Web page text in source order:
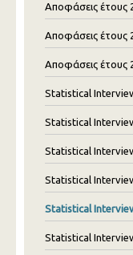
Αποφάσεις έτους
Αποφάσεις έτους
Αποφάσεις έτους
Statistical
Statistical
Statistical
Statistical
Statistical
Statistical